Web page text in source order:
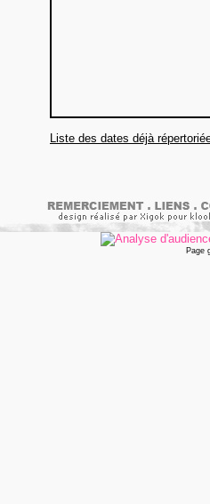
Liste des dates déjà
Page